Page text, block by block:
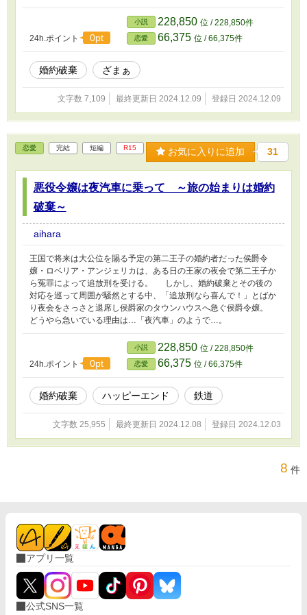
24h.ポイント 0pt
小説 228,850 位 / 228,850件
恋愛 66,375 位 / 66,375件
婚約破棄 ざまぁ
文字数 7,109 最終更新日 2024.12.09 登録日 2024.12.09
恋愛 完結 短編 R15 お気に入りに追加 31
悪役令嬢は夜汽車に乗って ～旅の始まりは婚約
破棄～
aihara
王国で将来は大公位を賜る予定の第二王子の婚約者だった侯爵令
嬢・ロベリア・アンジェリカは、ある日の王家の夜会で第二王子か
ら冤罪によって追放刑を受ける。 しかし、婚約破棄とその後の
対応を巡って周囲が騒然とする中、「追放刑なら喜んで！」とばか
り夜会をさっさと退席し侯爵家のタウンハウスへ急ぐ侯爵令嬢。
どうやら急いでいる理由は…「夜汽車」のようで…。
24h.ポイント 0pt
小説 228,850 位 / 228,850件
恋愛 66,375 位 / 66,375件
婚約破棄 ハッピーエンド 鉄道
文字数 25,955 最終更新日 2024.12.08 登録日 2024.12.03
8 件
アプリ一覧
公式SNS一覧